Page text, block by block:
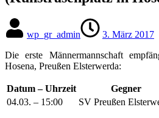
wp_gr_admin
3. März 2017
Die erste Männermannschaft
Hosena, Preußen Elsterwerda:
Datum – Uhrzeit Gegner
04.03. – 15:00
SV Preußen